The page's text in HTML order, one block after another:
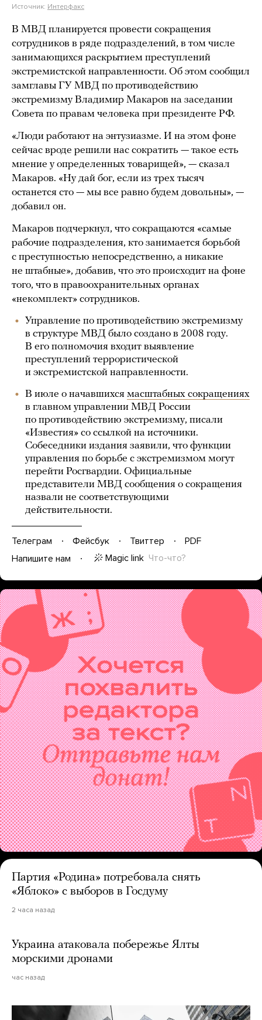
Источник: Интерфакс
В МВД планируется провести сокращения
сотрудников в ряде подразделений, в том числе
занимающихся раскрытием преступлений
экстремистской направленности. Об этом сообщил
замглавы ГУ МВД по противодействию
экстремизму Владимир Макаров на заседании
Совета по правам человека при президенте РФ.
«Люди работают на энтузиазме. И на этом фоне
сейчас вроде решили нас сократить — такое есть
мнение у определенных товарищей», — сказал
Макаров. «Ну дай бог, если из трех тысяч
останется сто — мы все равно будем довольны», —
добавил он.
Макаров подчеркнул, что сокращаются «самые
рабочие подразделения, кто занимается борьбой
с преступностью непосредственно, а никакие
не штабные», добавив, что это происходит на фоне
того, что в правоохранительных органах
«некомплект» сотрудников.
Управление по противодействию экстремизму
в структуре МВД было создано в 2008 году.
В его полномочия входит выявление
преступлений террористической
и экстремистской направленности.
В июле о начавшихся масштабных сокращениях
в главном управлении МВД России
по противодействию экстремизму, писали
«Известия» со ссылкой на источники.
Собеседники издания заявили, что функции
управления по борьбе с экстремизмом могут
перейти Росгвардии. Официальные
представители МВД сообщения о сокращения
назвали не соответствующими
действительности.
Телеграм Фейсбук Твиттер
PDF
Напишите нам
Magic link Что-что?
Партия «Родина» потребовала снять
«Яблоко» с выборов в Госдуму
2 часа назад
Украина атаковала побережье Ялты
морскими дронами
час назад